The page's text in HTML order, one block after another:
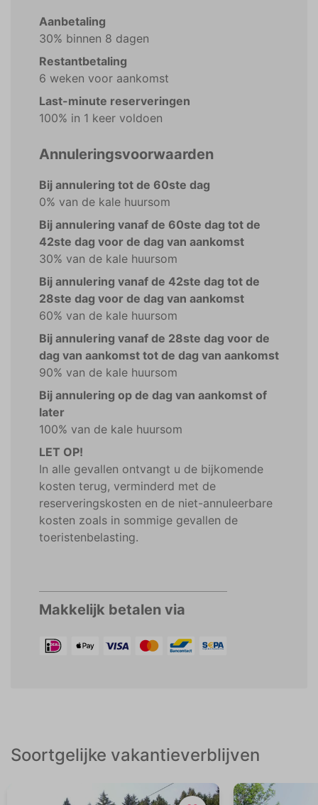
Aanbetaling
30% binnen 8 dagen
Restantbetaling
6 weken voor aankomst
Last-minute reserveringen
100% in 1 keer voldoen
Annuleringsvoorwaarden
Bij annulering tot de 60ste dag
0% van de kale huursom
Bij annulering vanaf de 60ste dag tot de
42ste dag voor de dag van aankomst
30% van de kale huursom
Bij annulering vanaf de 42ste dag tot de
28ste dag voor de dag van aankomst
60% van de kale huursom
Bij annulering vanaf de 28ste dag voor de
dag van aankomst tot de dag van aankomst
90% van de kale huursom
Bij annulering op de dag van aankomst of
later
100% van de kale huursom
LET OP!
In alle gevallen ontvangt u de bijkomende
kosten terug, verminderd met de
reserveringskosten en de niet-annuleerbare
kosten zoals in sommige gevallen de
toeristenbelasting.
Makkelijk betalen via
Soortgelijke vakantieverblijven